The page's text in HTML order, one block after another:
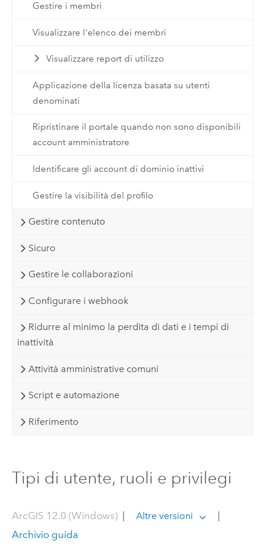
Gestire i membri
Visualizzare l'elenco dei membri
Visualizzare report di utilizzo
Applicazione della licenza basata su utenti
denominati
Ripristinare il portale quando non sono disponibili
account amministratore
Identificare gli account di dominio inattivi
Gestire la visibilità del profilo
Gestire contenuto
Sicuro
Gestire le collaborazioni
Configurare i webhook
Ridurre al minimo la perdita di dati e i tempi di
inattività
Attività amministrative comuni
Script e automazione
Riferimento
Tipi di utente, ruoli e privilegi
ArcGIS 12.0 (Windows)| Altre versioni
Archivio guida